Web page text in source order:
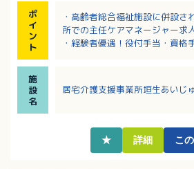
ポ
イ
ン
ト
・高齢者総合福祉施設に併設さ
所での主任ケアマネージャー求
・経験者優遇！役付手当・資格
す！
施
設
名
居宅介護支援事業所垣生あいじ
★ 詳細 こ